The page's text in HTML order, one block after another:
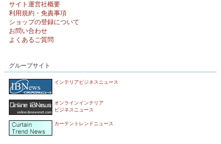
サイト運営社概要
利用規約・免責事項
ショップの登録について
お問い合わせ
よくあるご質問
グループサイト
インテリアビジネスニュース
オンラインインテリア
ビジネスニュース
カーテントレンドニュース